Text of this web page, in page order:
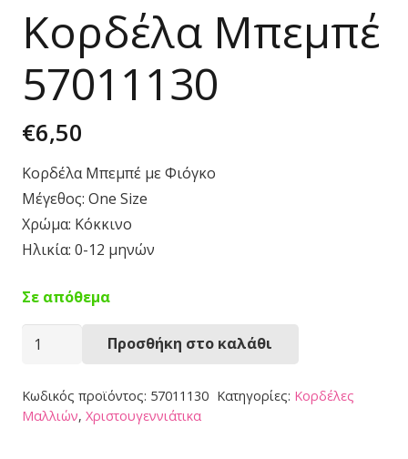
Κορδέλα Μπεμπέ
57011130
€6,50
Κορδέλα Μπεμπέ με Φιόγκο
Μέγεθος: One Size
Χρώμα: Κόκκινο
Ηλικία: 0-12 μηνών
Σε απόθεμα
Κορδέλα
57011130
ποσότητα
Προσθήκη στο καλάθι
Κωδικός προϊόντος: 57011130 Κατηγορίες: Κορδέλες
Μαλλιών, Χριστουγεννιάτικα